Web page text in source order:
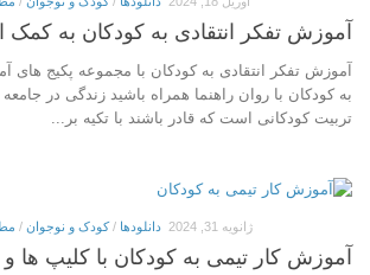
آموزش تفکر انتقادی به کودکان به کمک
آموزش تفکر انتقادی به کودکان با مجموعه پکیج های
به کودکان با روان راهنما همراه باشید زندگی در جامعه
تربیت کودکانی است که قادر باشند با تکیه بر...
دانلودها /کودک و نوجوان / ژانویه 31, 2024
آموزش کار تیمی به کودکان با کلیپ ها و